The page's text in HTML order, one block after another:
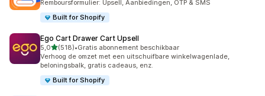
Remboursformulier: Upsell, Aanbiedingen, OTP & SMS
Built for Shopify
Ego Cart Drawer Cart Upsell
5,0van 5 sterren
(518)
518 recensies in totaal
•Gratis abonnement beschikbaar
Verhoog de omzet met een uitschuifbare winkelwagenlade,
beloningsbalk, gratis cadeaus, enz.
Built for Shopify